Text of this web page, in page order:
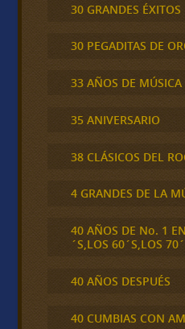
30 GRANDES ÉXITOS
30 PEGADITAS DE
33 AÑOS DE
35 ANIVERSARIO
38 CLÁSICOS DEL
4 GRANDES DE LA
40 AÑOS DE No. 1
´S,LOS 60´S,LOS
40 AÑOS DESPUÉS
40 CUMBIAS CON